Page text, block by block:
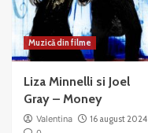
Muzică din filme
Liza Minnelli si Joel
Gray – Money
Valentina
16 august 2024